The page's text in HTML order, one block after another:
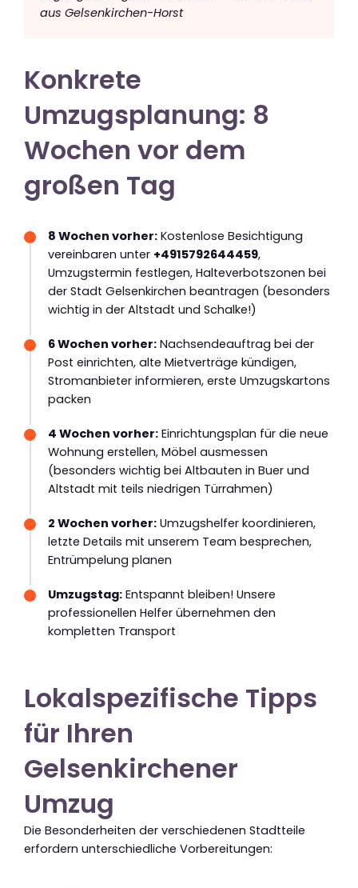
aus Gelsenkirchen-Horst
Konkrete
Umzugsplanung: 8
Wochen vor dem
großen Tag
8 Wochen vorher: Kostenlose Besichtigung
vereinbaren unter +4915792644459,
Umzugstermin festlegen, Halteverbotszonen bei
der Stadt Gelsenkirchen beantragen (besonders
wichtig in der Altstadt und Schalke!)
6 Wochen vorher: Nachsendeauftrag bei der
Post einrichten, alte Mietverträge kündigen,
Stromanbieter informieren, erste Umzugskartons
packen
4 Wochen vorher: Einrichtungsplan für die neue
Wohnung erstellen, Möbel ausmessen
(besonders wichtig bei Altbauten in Buer und
Altstadt mit teils niedrigen Türrahmen)
2 Wochen vorher: Umzugshelfer koordinieren,
letzte Details mit unserem Team besprechen,
Entrümpelung planen
Umzugstag: Entspannt bleiben! Unsere
professionellen Helfer übernehmen den
kompletten Transport
Lokalspezifische Tipps
für Ihren
Gelsenkirchener
Umzug
Die Besonderheiten der verschiedenen Stadtteile
erfordern unterschiedliche Vorbereitungen: